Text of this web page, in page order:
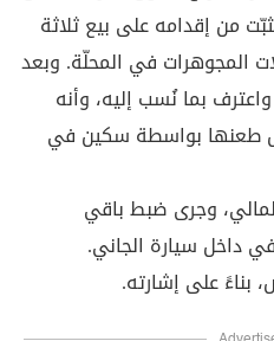
من إقدامه على بيع ثلاثة
المجوهرات في المحلّة. وبعد
بما نُسب إليه، وأنه
طعنها بواسطة سكين في
وجرى ضبط باقي
داخل سيارة الجاني.
بناءً على إشارته.